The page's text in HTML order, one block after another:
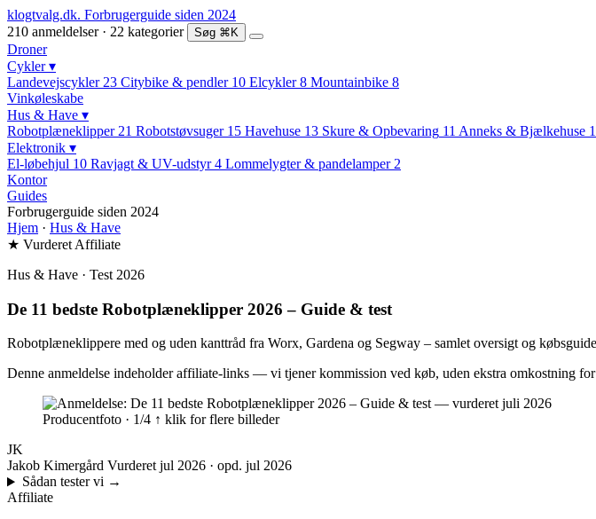
klogtvalg.dk. Forbrugerguide siden 2024
210 anmeldelser · 22 kategorier
Søg ⌘K
Droner
Cykler▾
Landevejscykler 23 Citybike & pendler 10 Elcykler 8 Mountainbike 8
Vinkøleskabe
Hus & Have ▾
Robotplæneklipper 21 Robotstøvsuger 15 Havehuse 13 Skure & Opbevaring 11 Anneks & Bjælkehuse
Elektronik ▾
El-løbehjul 10 Ravjagt & UV-udstyr 4 Lommelygter & pandelamper 2
Kontor
Guides
Forbrugerguide siden 2024
Hjem · Hus & Have
★ Vurderet Affiliate
Hus & Have · Test 2026
De 11 bedste Robotplæneklipper 2026 – Guide & test
Robotplæneklippere med og uden kanttråd fra Worx, Gardena og Segway – samlet oversigt og
Denne anmeldelse indeholder affiliate-links — vi tjener kommission ved køb, uden ekstra omkostning
Producentfoto · 1/4 ↑ klik for flere billeder
JK
Jakob Kimergård Vurderet jul 2026 · opd. jul 2026
Sådan tester vi →
Affiliate